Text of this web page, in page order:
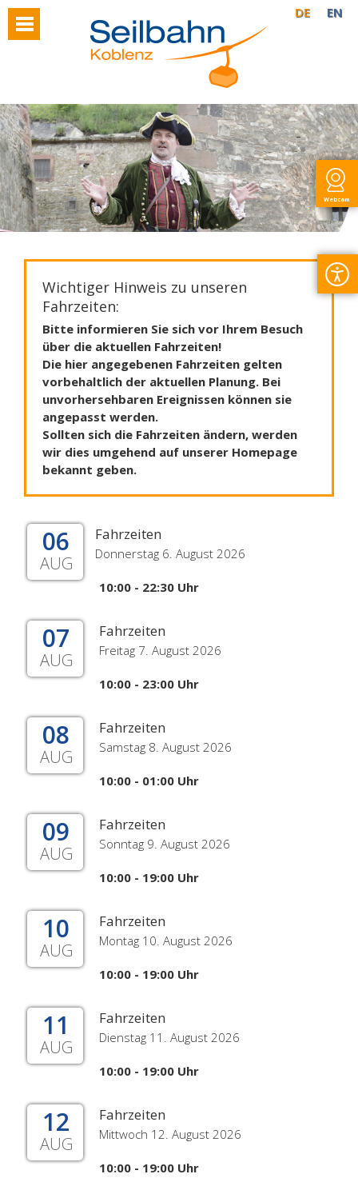
Webcam
DE EN
Wichtiger Hinweis zu unseren
Fahrzeiten:
Bitte informieren Sie sich vor Ihrem Besuch
über die aktuellen Fahrzeiten!
Die hier angegebenen Fahrzeiten gelten
vorbehaltlich der aktuellen Planung. Bei
unvorhersehbaren Ereignissen können sie
angepasst werden.
Sollten sich die Fahrzeiten ändern, werden
wir dies umgehend auf unserer Homepage
bekannt geben.
06
AUG
Fahrzeiten
Donnerstag 6. August 2026
10:00 - 22:30 Uhr
07
AUG
Fahrzeiten
Freitag 7. August 2026
10:00 - 23:00 Uhr
08
AUG
Fahrzeiten
Samstag 8. August 2026
10:00 - 01:00 Uhr
09
AUG
Fahrzeiten
Sonntag 9. August 2026
10:00 - 19:00 Uhr
10
AUG
Fahrzeiten
Montag 10. August 2026
10:00 - 19:00 Uhr
11
AUG
Fahrzeiten
Dienstag 11. August 2026
10:00 - 19:00 Uhr
12
AUG
Fahrzeiten
Mittwoch 12. August 2026
10:00 - 19:00 Uhr